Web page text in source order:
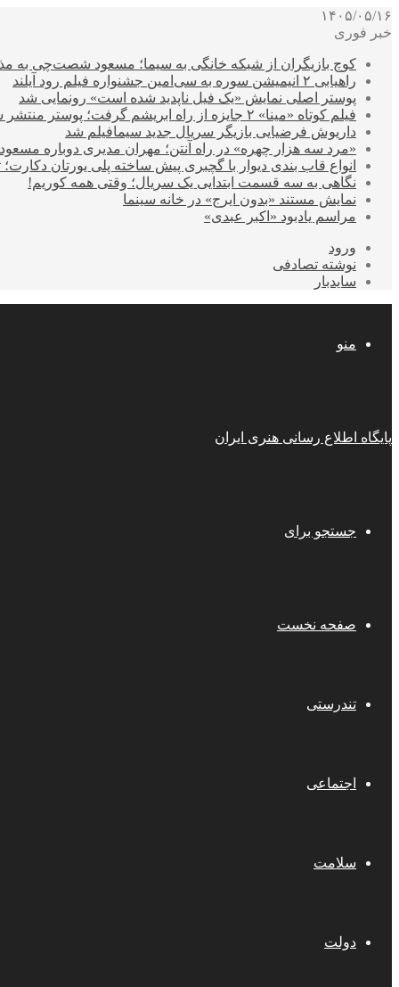
۱۴۰۵/۰۵/۱۶
خبر فوری
کوچ بازیگران از شبکه خانگی به سیما؛ مسعود شصت‌چی به
راهیابی ۲ انیمیشن سوره به سی‌امین جشنواره فیلم رود آیلند
پوستر اصلی نمایش «یک فیل ناپدید شده است» رونمایی شد
فیلم کوتاه «مینا» ۲ جایزه از راه ابریشم گرفت؛ پوستر منتشر شد
داریوش فرضیایی بازیگر سریال جدید سیمافیلم شد
«مرد سه هزار چهره» در راه آنتن؛ مهران مدیری دوباره
انواع قاب بندی دیوار با گچبری پیش ساخته پلی یورتان
نگاهی به سه قسمت ابتدایی یک سریال؛ وقتی همه کوریم!
نمایش مستند «بدون ایرج» در خانه سینما
مراسم یادبود «اکبر عبدی»
ورود
نوشته تصادفی
سایدبار
منو
پایگاه اطلاع رسانی هنری ایران
جستجو برای
صفحه نخست
تندرستی
اجتماعی
سلامت
دولت